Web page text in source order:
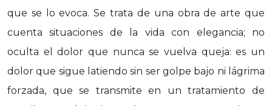
que se lo evoca. Se trata de una obra de arte que
cuenta situaciones de la vida con elegancia; no
oculta el dolor que nunca se vuelva queja: es un
dolor que sigue latiendo sin ser golpe bajo ni lágrima
forzada, que se transmite en un tratamiento de